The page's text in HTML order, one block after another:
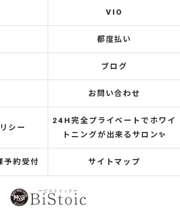
VIO
都度払い
ブログ
お問い合わせ
シー
24H完全プライベートでホワイ
トニングが出来るサロン✨
予約受付 サイトマップ